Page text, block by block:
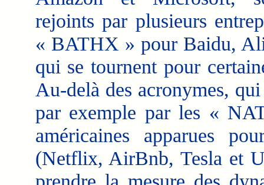
rejoints par plusieurs
« BATHX » pour Baidu,
qui se tournent pour
Au-delà des acronymes,
par exemple par les «
américaines apparues
(Netflix, AirBnb, Tesla et